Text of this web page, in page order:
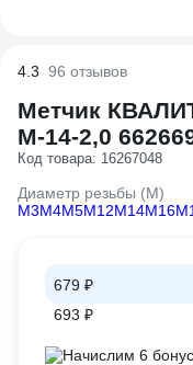
4.3 96 отзывов
Метчик
М-14-2,0
Код товара: 16267048
Диаметр резьбы (М)
М3М4М5М12М14М16
679 ₽
693 ₽
Начислим 6